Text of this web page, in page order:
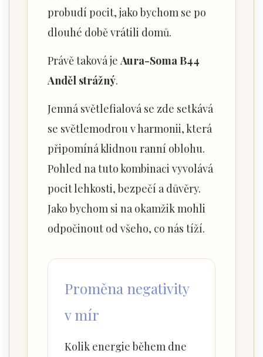
probudí pocit, jako bychom se po
dlouhé době vrátili domů.
Právě taková je Aura-Soma B44
Anděl strážný.
Jemná světlefialová se zde setkává
se světlemodrou v harmonii, která
připomíná klidnou ranní oblohu.
Pohled na tuto kombinaci vyvolává
pocit lehkosti, bezpečí a důvěry.
Jako bychom si na okamžik mohli
odpočinout od všeho, co nás tíží.
Proměna negativity
v mír
Kolik energie během dne